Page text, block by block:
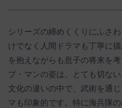
シリーズの締めくくりにふさ
けでなく人間ドラマも丁寧に
を抱えながらも息子の将来を
プ・マンの姿は、とても切な
文化の違いの中で、武術を通
マも印象的です。特に海兵隊